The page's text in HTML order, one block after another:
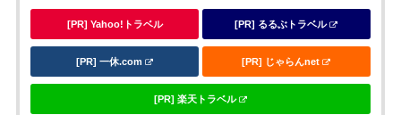
[PR] Yahoo!トラベル [PR] るるぶトラベル
[PR] 一休.com [PR] じゃらんnet
[PR] 楽天トラベル